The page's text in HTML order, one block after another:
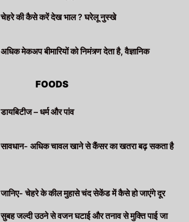
चेहरे की कैसे करें देख भाल ? घरेलू नुस्खे
अधिक मेकअप बीमारियों को निमंत्र्ण देता है, वैज्ञानिक
FOODS
डायबिटीज – धर्म और पांव
सावधान- अधिक चावल खाने से कैंसर का खतरा बढ़ सकता है
जानिए- चेहरे के कील मुहासे चंद सेकेंड में कैसे हो जाएंगे दूर
सुबह जल्दी उठने से वजन घटाई और तनाव से मुक्ति पाई जा